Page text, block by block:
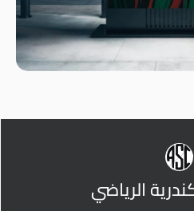
الرياضي